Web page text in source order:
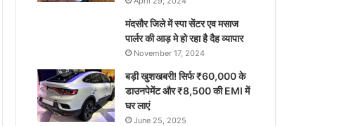
मंदसौर जिले में स्पा सेंटर एव मसाज
पार्लर की आड़ मे हो रहा है दैह व्यापार
November 17, 2024
बड़ी खुशखबरी! सिर्फ ₹60,000 के
डाउनपेमेंट और ₹8,500 की EMI में
घर लाएं
June 25, 2025